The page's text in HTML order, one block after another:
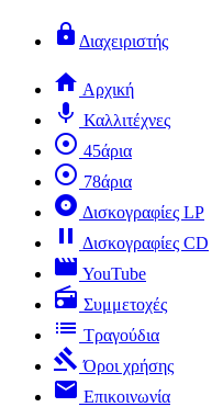
lock Διαχειριστής
home Αρχική
mic Καλλιτέχνες
adjust 45άρια
adjust 78άρια
album Δισκογραφίες LP
pause Δισκογραφίες CD
movie YouTube
radio Συμμετοχές
list Τραγούδια
gavel Όροι χρήσης
mail Επικοινωνία